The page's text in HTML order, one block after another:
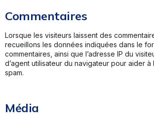
Commentaires
Lorsque les visiteurs laissent des
recueillons les données indiquées dans le
commentaires, ainsi que l’adresse IP du
d’agent utilisateur du navigateur pour aider
spam.
Média